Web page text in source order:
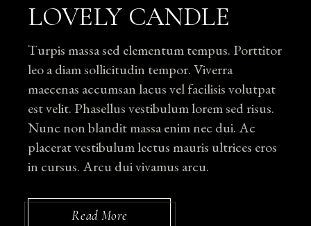
LOVELY CANDLE
Turpis massa sed elementum tempus. Porttitor
leo a diam sollicitudin tempor. Viverra
maecenas accumsan lacus vel facilisis volutpat
est velit. Phasellus vestibulum lorem sed risus.
Nunc non blandit massa enim nec dui. Ac
placerat vestibulum lectus mauris ultrices eros
in cursus. Arcu dui vivamus arcu.
Read More